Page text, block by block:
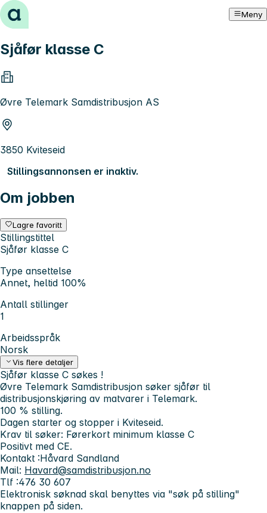
Hopp til innhold Meny
Sjåfør klasse C
Øvre Telemark Samdistribusjon AS
3850 Kviteseid
Stillingsannonsen er inaktiv.
Om jobben
Lagre favoritt
Stillingstittel
Sjåfør klasse C
Type ansettelse
Annet, heltid 100%
Antall stillinger
1
Arbeidsspråk
Norsk
Vis flere detaljer
Sjåfør klasse C søkes !
Øvre Telemark Samdistribusjon søker sjåfør til
distribusjonskjøring av matvarer i Telemark.
100 % stilling.
Dagen starter og stopper i Kviteseid.
Krav til søker: Førerkort minimum klasse C
Positivt med CE.
Kontakt :Håvard Sandland
Mail: Havard@samdistribusjon.no
Tlf :476 30 607
Elektronisk søknad skal benyttes via "søk på stilling"
knappen på siden.